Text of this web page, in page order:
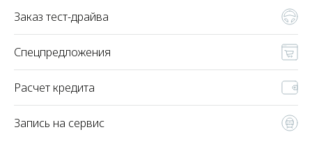
Заказ тест-драйва
Спецпредложения
Расчет кредита
Запись на сервис